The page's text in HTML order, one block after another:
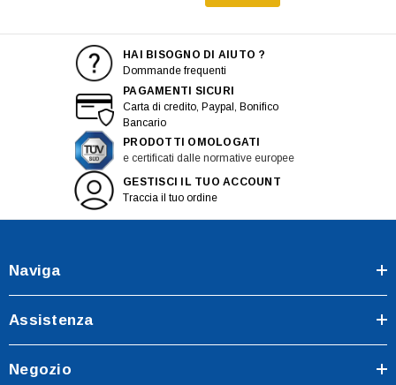
HAI BISOGNO DI AIUTO ?
Dommande frequenti
PAGAMENTI SICURI
Carta di credito, Paypal, Bonifico
Bancario
PRODOTTI OMOLOGATI
e certificati dalle normative europee
GESTISCI IL TUO ACCOUNT
Traccia il tuo ordine
Naviga
Assistenza
Negozio